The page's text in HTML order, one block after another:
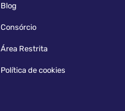
Blog
Consórcio
Área Restrita
Política de cookies